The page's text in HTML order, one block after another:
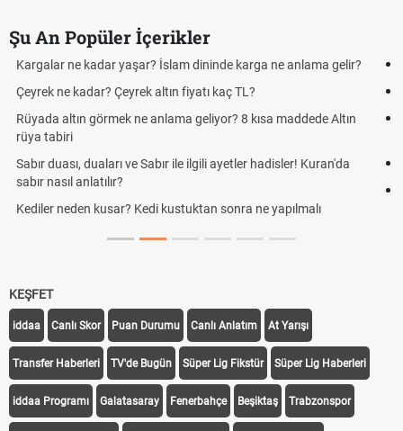
Şu An Popüler İçerikler
Futbolda ofsayt nedir? Ofsayt nasıl anlatılır?
Kravat nasıl bağlanır? En kolay kravat bağlama yöntemi
Cemre düştü mü? Kış cemresi ne zaman düşer? Cemre düştü ne
demek
Rüyada kedi görmek en anlama geliyor? Kedi rüya tabiri
Evde çilek reçeli nasıl yapılır? Kimsenin bilmediği farklı çilek reçeli
tarifi
KEŞFET
iddaa Canlı Skor Puan Durumu Canlı Anlatım At Yarışı
Transfer Haberleri TV'de Bugün Süper Lig Fikstür Süper Lig Haberleri
iddaa Programı Galatasaray Fenerbahçe Beşiktaş Trabzonspor